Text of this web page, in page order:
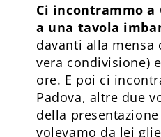
Ci incontrammo a
a una tavola
davanti alla mensa
vera condivisione)
ore. E poi ci
Padova, altre due
della
volevamo da lei